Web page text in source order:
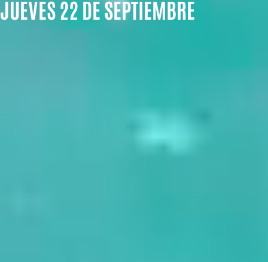
JUEVES 22 DE SEPTIEMBRE